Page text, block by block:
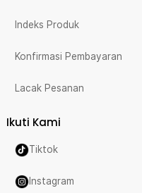
Indeks Produk
Konfirmasi Pembayaran
Lacak Pesanan
Ikuti Kami
Tiktok
Instagram